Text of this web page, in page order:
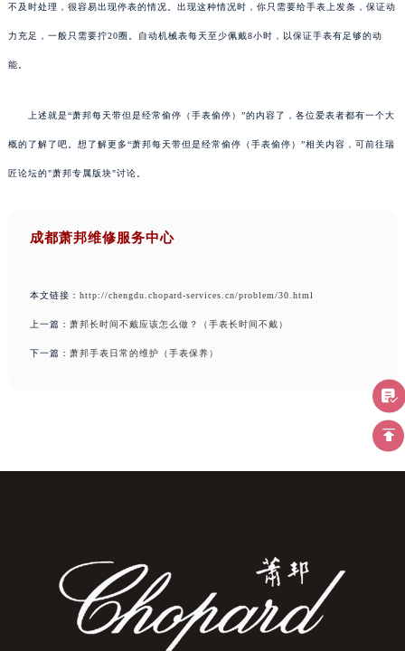
不及时处理，很容易出现停表的情况。出现这种情况时，你只需要给手表上发条，保证动
力充足，一般只需要拧20圈。自动机械表每天至少佩戴8小时，以保证手表有足够的动
能。
上述就是“萧邦每天带但是经常偷停（手表偷停）”的内容了，各位爱表者都有一个大
概的了解了吧。想了解更多“萧邦每天带但是经常偷停（手表偷停）”相关内容，可前往瑞
匠论坛的"萧邦专属版块"讨论。
成都萧邦维修服务中心
本文链接： http://chengdu.chopard-services.cn/problem/30.html
上一篇： 萧邦长时间不戴应该怎么做？（手表长时间不戴）
下一篇： 萧邦手表日常的维护（手表保养）